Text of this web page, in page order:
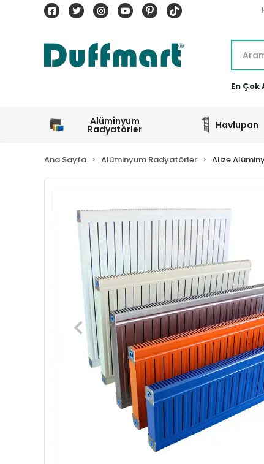
En
Alüminyum
Radyatörler Havlupan
Ana Sayfa Alüminyum Radyatörler Alize